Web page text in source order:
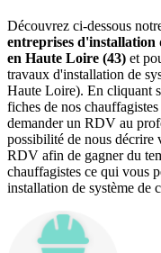
Découvrez ci-dessous
entreprises d'installation
en Haute Loire (43) et
travaux d'installation de
Haute Loire). En cliquant
fiches de nos
demander un RDV au
possibilité de nous décrire
RDV afin de gagner du
chauffagistes ce qui vous
installation de système de